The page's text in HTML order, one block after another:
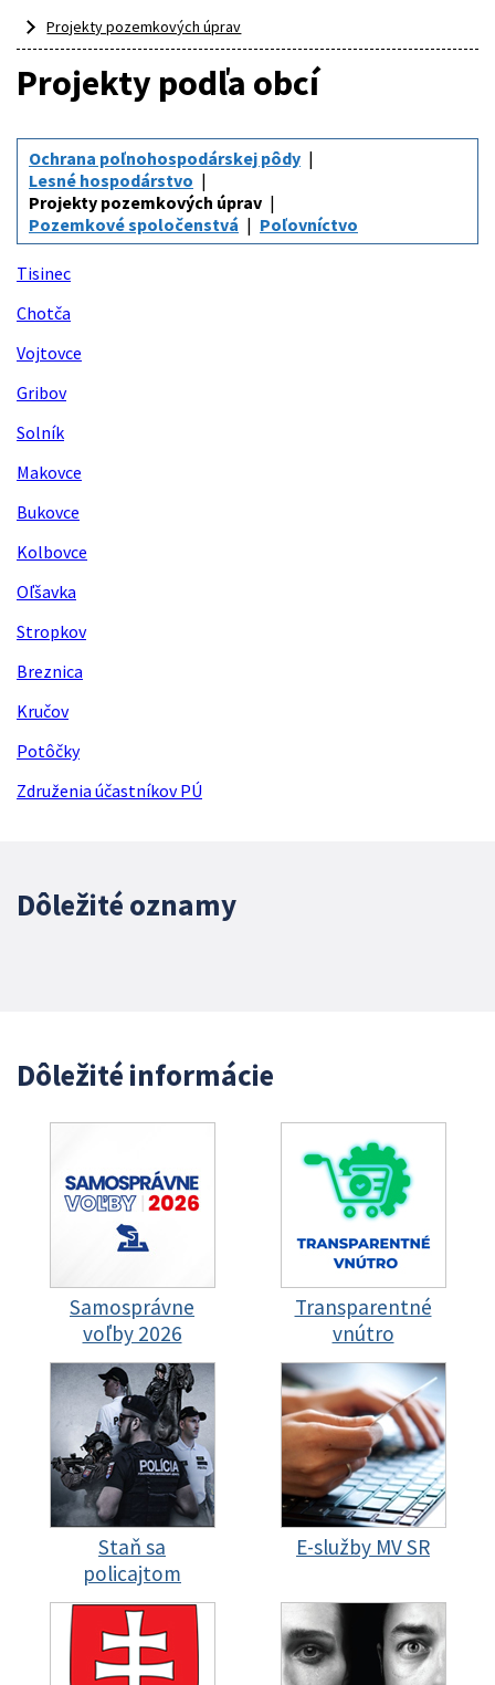
Projekty pozemkových úprav
Projekty podľa obcí
Ochrana poľnohospodárskej pôdy
Lesné hospodárstvo
Projekty pozemkových úprav
Pozemkové spoločenstvá
Poľovníctvo
Tisinec
Chotča
Vojtovce
Gribov
Solník
Makovce
Bukovce
Kolbovce
Oľšavka
Stropkov
Breznica
Kručov
Potôčky
Združenia účastníkov PÚ
Dôležité oznamy
Dôležité informácie
Samosprávne
voľby 2026
Transparentné
vnútro
Staň sa
policajtom
E-služby MV SR